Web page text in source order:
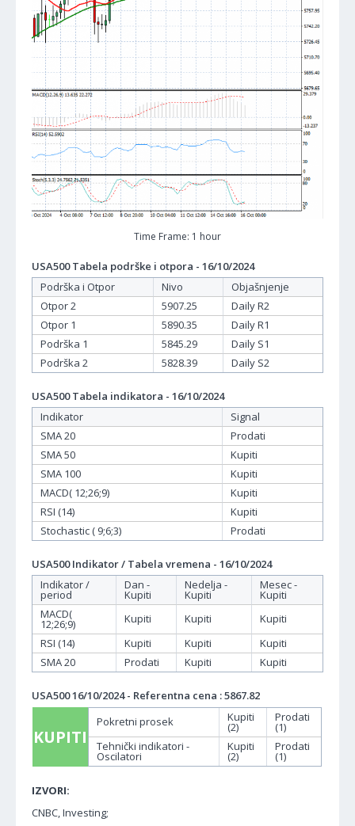
Time Frame: 1 hour
USA500 Tabela podrške i otpora - 16/10/2024
Podrška i Otpor
Nivo
Objašnjenje
Otpor 2
5907.25
Daily R2
Otpor 1
5890.35
Daily R1
Podrška 1
5845.29
Daily S1
Podrška 2
5828.39 Daily S2
USA500 Tabela indikatora - 16/10/2024
Indikator
Signal
SMA 20
Prodati
SMA 50
Kupiti
SMA 100
Kupiti
MACD( 12;26;9)
Kupiti
RSI (14)
Kupiti
Stochastic ( 9;6;3)
Prodati
USA500 Indikator / Tabela vremena - 16/10/2024
Indikator /
period
Dan -
Kupiti
Nedelja -
Kupiti
Mesec -
Kupiti
MACD(
12;26;9) Kupiti Kupiti
Kupiti
RSI (14)
Kupiti Kupiti
Kupiti
SMA 20
Prodati Kupiti Kupiti
USA500 16/10/2024 - Referentna cena : 5867.82
KUPITI
Pokretni prosek Kupiti
(2)
Prodati
(1)
Tehnički indikatori -
Oscilatori
Kupiti
(2)
Prodati
(1)
IZVORI:
CNBC, Investing;